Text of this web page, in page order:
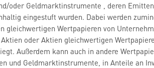
oder Geldmarktinstrumente , deren
eingestuft wurden. Dabei werden
gleichwertigen Wertpapieren von
oder Aktien gleichwertigen
Außerdem kann auch in andere
und Geldmarktinstrumente, in Anteile an